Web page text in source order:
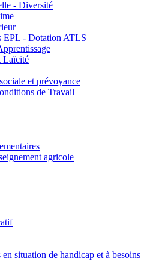
- Diversité
EPL - Dotation ATLS
Laïcité
et prévoyance
de Travail
agricole
situation de handicap et à